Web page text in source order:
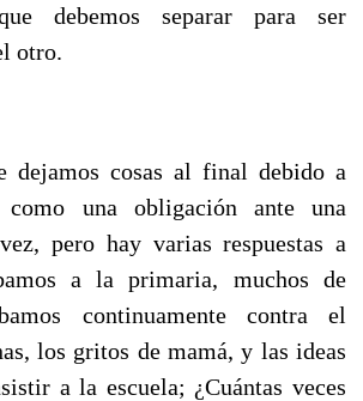
debemos separar para ser
otro.
dejamos cosas al final debido a
una obligación ante una
pero hay varias respuestas a
a la primaria, muchos de
continuamente contra el
los gritos de mamá, y las ideas
a la escuela; ¿Cuántas veces